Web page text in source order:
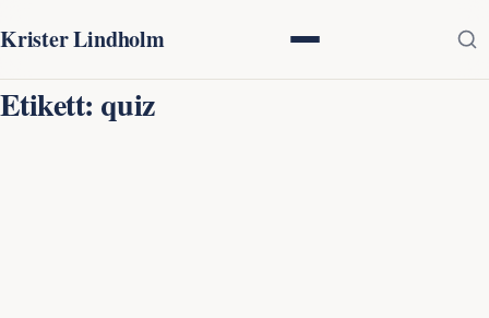
Krister Lindholm
Etikett: quiz